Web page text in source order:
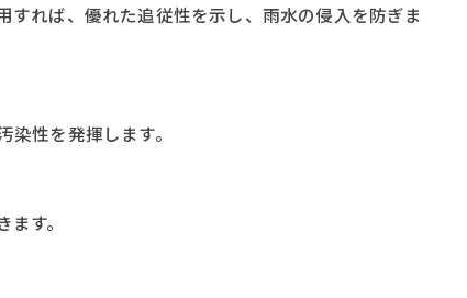
れば、優れた追従性を示し、雨水の侵入を防ぎま
性を発揮します。
す。